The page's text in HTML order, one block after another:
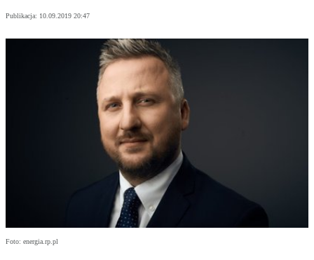
Publikacja: 10.09.2019 20:47
Foto: energia.rp.pl